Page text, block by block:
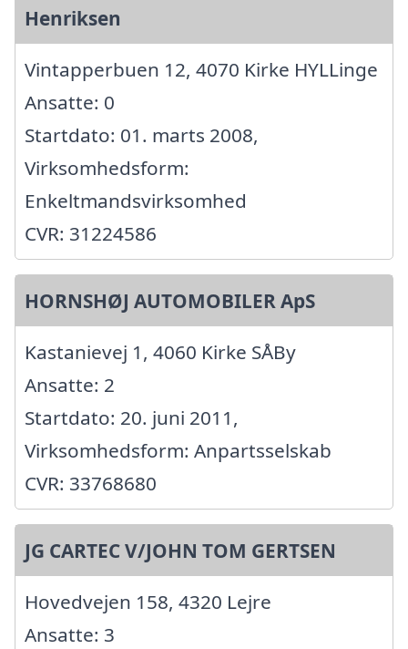
Henriksen
Vintapperbuen 12, 4070 Kirke HYLLinge
Ansatte: 0
Startdato: 01. marts 2008,
Virksomhedsform:
Enkeltmandsvirksomhed
CVR: 31224586
HORNSHØJ AUTOMOBILER ApS
Kastanievej 1, 4060 Kirke SÅBy
Ansatte: 2
Startdato: 20. juni 2011,
Virksomhedsform: Anpartsselskab
CVR: 33768680
JG CARTEC V/JOHN TOM GERTSEN
Hovedvejen 158, 4320 Lejre
Ansatte: 3